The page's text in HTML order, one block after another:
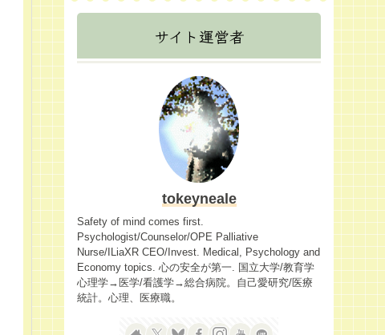
サイト運営者
tokeyneale
Safety of mind comes first.
Psychologist/Counselor/OPE Palliative
Nurse/ILiaXR CEO/Invest. Medical, Psychology and
Economy topics. 心の安全が第一. 国立大学/教育学
心理学→医学/看護学→総合病院。自己愛研究/医療
統計。心理、医療職。